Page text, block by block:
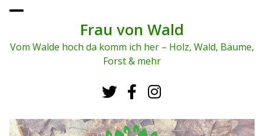
To
me
Frau von Wald
Vom Walde hoch da komm ich her – Holz, Wald, Bäume,
Forst & mehr